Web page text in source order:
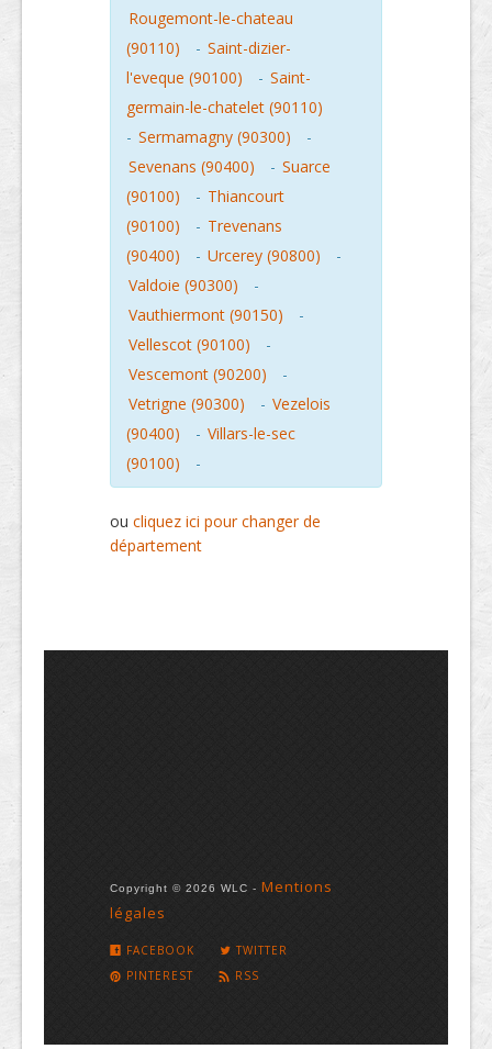
Rougemont-le-chateau
(90110)
- Saint-dizier-
l'eveque (90100)
- Saint-
germain-le-chatelet (90110)
- Sermamagny (90300)
-
Sevenans (90400)
- Suarce
(90100)
- Thiancourt
(90100)
- Trevenans
(90400)
- Urcerey (90800)
-
Valdoie (90300)
-
Vauthiermont (90150)
-
Vellescot (90100)
-
Vescemont (90200)
-
Vetrigne (90300)
- Vezelois
(90400)
- Villars-le-sec
(90100)
-
ou cliquez ici pour changer de
département
Copyright © 2026 WLC - Mentions
légales
FACEBOOK
TWITTER
PINTEREST
RSS